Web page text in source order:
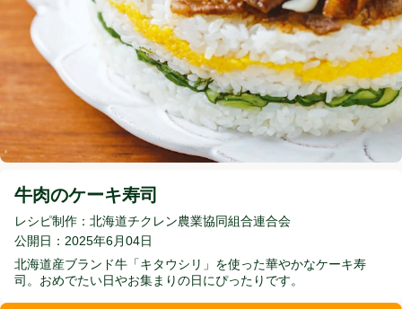
牛肉のケーキ寿司
牛肉のケーキ寿司
レシピ制作：北海道チクレン農業協同組合連合会
公開日：2025年6月04日
北海道産ブランド牛「キタウシリ」を使った華やかなケーキ寿
司。おめでたい日やお集まりの日にぴったりです。